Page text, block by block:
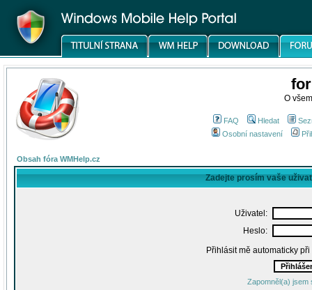
O
FAQ Hledat
Osobní nastavení
Obsah fóra WMHelp.cz
Zadejte prosím vaše
Uživatel:
Heslo:
Přihlásit mě automaticky
Zapomněl(a) jsem